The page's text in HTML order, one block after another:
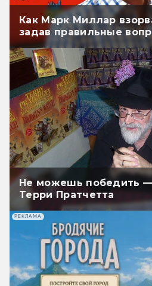
Как Марк Миллар
задав правильные
Не можешь победить
Терри Пратчетта
РЕКЛАМА